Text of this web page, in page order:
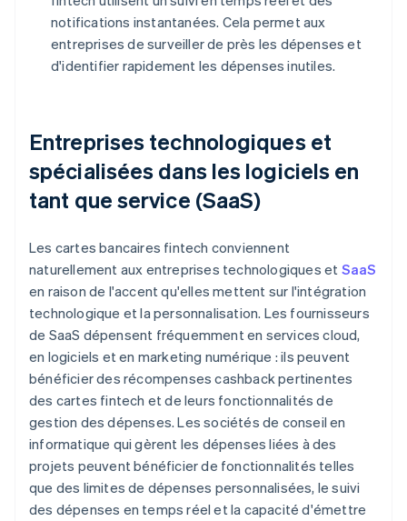
notifications instantanées. Cela permet aux
entreprises de surveiller de près les dépenses et
d'identifier rapidement les dépenses inutiles.
Entreprises technologiques et
spécialisées dans les logiciels en
tant que service (SaaS)
Les cartes bancaires fintech conviennent
naturellement aux entreprises technologiques et SaaS
en raison de l'accent qu'elles mettent sur l'intégration
technologique et la personnalisation. Les fournisseurs
de SaaS dépensent fréquemment en services cloud,
en logiciels et en marketing numérique : ils peuvent
bénéficier des récompenses cashback pertinentes
des cartes fintech et de leurs fonctionnalités de
gestion des dépenses. Les sociétés de conseil en
informatique qui gèrent les dépenses liées à des
projets peuvent bénéficier de fonctionnalités telles
que des limites de dépenses personnalisées, le suivi
des dépenses en temps réel et la capacité d'émettre